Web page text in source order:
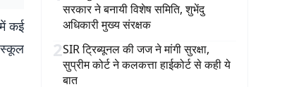
कई
स्कूल
सरकार ने बनायी विशेष समिति, शुभेंदु
अधिकारी मुख्य संरक्षक
2SIR ट्रिब्यूनल की जज ने मांगी सुरक्षा,
सुप्रीम कोर्ट ने कलकत्ता हाईकोर्ट से कही ये
बात